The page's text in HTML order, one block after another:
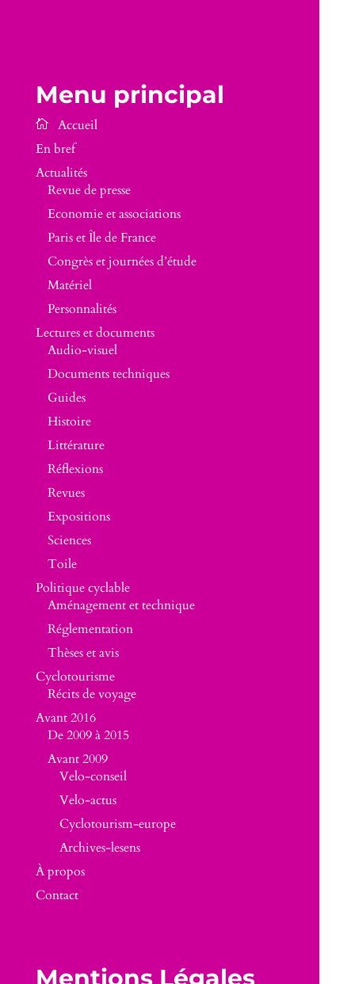
Menu principal
En bref
Actualités
Revue de presse
Economie et associations
Paris et Île de France
Congrès et journées d’étude
Matériel
Personnalités
Lectures et documents
Audio-visuel
Documents techniques
Guides
Histoire
Littérature
Réflexions
Revues
Expositions
Sciences
Toile
Politique cyclable
Aménagement et technique
Réglementation
Thèses et avis
Cyclotourisme
Récits de voyage
Avant 2016
De 2009 à 2015
Avant 2009
Velo-conseil
Velo-actus
Cyclotourism-europe
Archives-lesens
À propos
Contact